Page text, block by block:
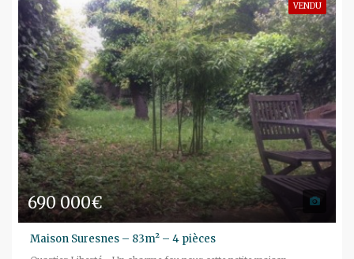
VENDU
690 000€
Maison Suresnes – 83m² – 4 pièces